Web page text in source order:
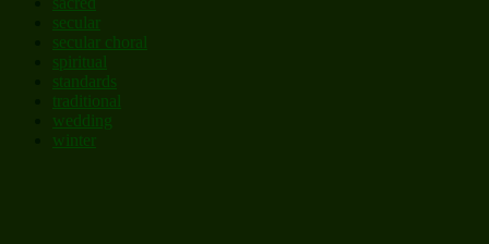
secular
secular choral
spiritual
standards
traditional
wedding
winter